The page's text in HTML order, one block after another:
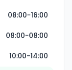
08:00-16:00
08:00-08:00
10:00-14:00